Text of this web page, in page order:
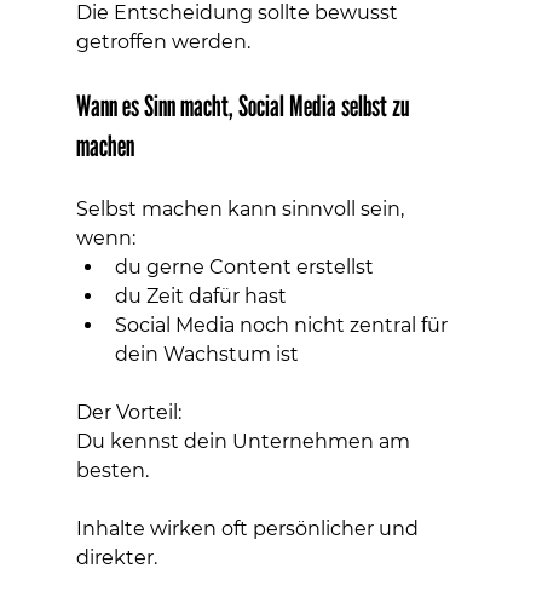
Die Entscheidung sollte bewusst
getroffen werden.
Wann es Sinn macht, Social Media selbst zu
machen
Selbst machen kann sinnvoll sein,
wenn:
du gerne Content erstellst
du Zeit dafür hast
Social Media noch nicht zentral für
dein Wachstum ist
Der Vorteil:
Du kennst dein Unternehmen am
besten.
Inhalte wirken oft persönlicher und
direkter.